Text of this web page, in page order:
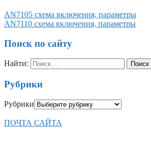
AN7105 схема включения, параметры
AN7110 схема включения, параметры
Поиск по сайту
Найти:
Рубрики
Рубрики
ПОЧТА САЙТА